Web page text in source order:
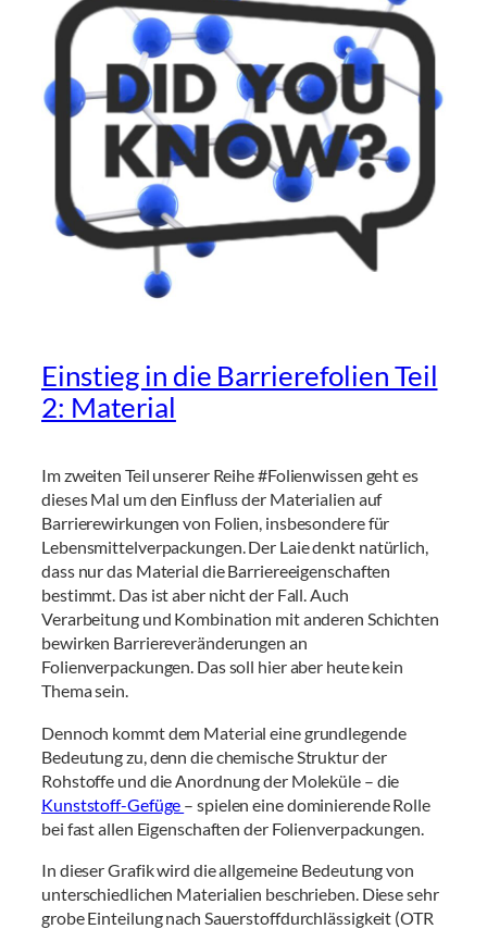
Einstieg in die Barrierefolien Teil
2: Material
Im zweiten Teil unserer Reihe #Folienwissen geht es
dieses Mal um den Einfluss der Materialien auf
Barrierewirkungen von Folien, insbesondere für
Lebensmittelverpackungen. Der Laie denkt natürlich,
dass nur das Material die Barriereeigenschaften
bestimmt. Das ist aber nicht der Fall. Auch
Verarbeitung und Kombination mit anderen Schichten
bewirken Barriereveränderungen an
Folienverpackungen. Das soll hier aber heute kein
Thema sein.
Dennoch kommt dem Material eine grundlegende
Bedeutung zu, denn die chemische Struktur der
Rohstoffe und die Anordnung der Moleküle – die
Kunststoff-Gefüge – spielen eine dominierende Rolle
bei fast allen Eigenschaften der Folienverpackungen.
In dieser Grafik wird die allgemeine Bedeutung von
unterschiedlichen Materialien beschrieben. Diese sehr
grobe Einteilung nach Sauerstoffdurchlässigkeit (OTR